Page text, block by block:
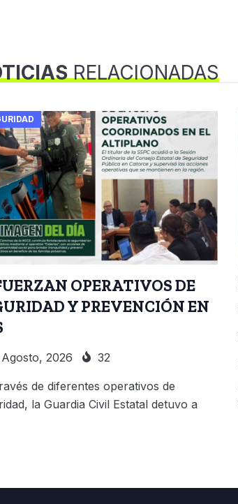
RELACIONADAS
OPERATIVOS DE
Y PREVENCIÓN EN
2026 32
de diferentes operativos de
la Guardia Civil Estatal detuvo a